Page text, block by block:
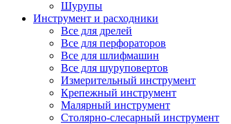
Шурупы
Инструмент и расходники
Все для дрелей
Все для перфораторов
Все для шлифмашин
Все для шуруповертов
Измерительный инструмент
Крепежный инструмент
Малярный инструмент
Столярно-слесарный инструмент